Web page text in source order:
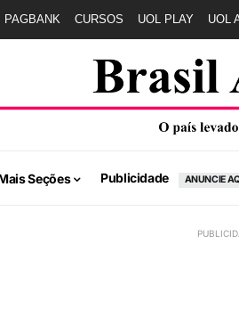
PAGBANK CURSOS UOL PLAY UOL
Seções Publicidade ANUNCIE